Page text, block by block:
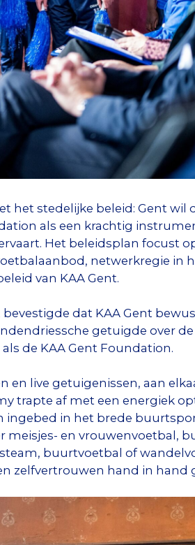
het stedelijke beleid: Gent wil
als een krachtig
Het beleidsplan focust
netwerkregie in
van KAA Gent.
dat KAA Gent
getuigde over
de KAA Gent Foundation.
en live getuigenissen, aan
trapte af met een energiek
ingebed in het brede
meisjes- en vrouwenvoetbal,
buurtvoetbal of
zelfvertrouwen hand in hand